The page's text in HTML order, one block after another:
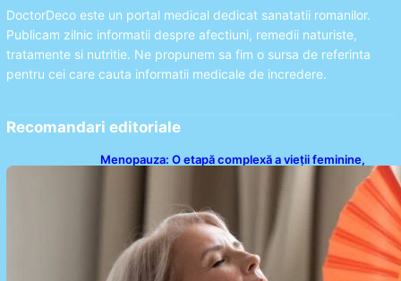
DoctorDeco este un portal medical dedicat sanatatii romanilor.
Publicam zilnic informatii despre afectiuni, remedii naturiste,
tratamente si nutritie. Ne propunem sa fim o sursa de referinta
pentru cei care cauta informatii medicale de incredere.
Recomandari editoriale
Menopauza: O etapă complexă a vieții feminine,